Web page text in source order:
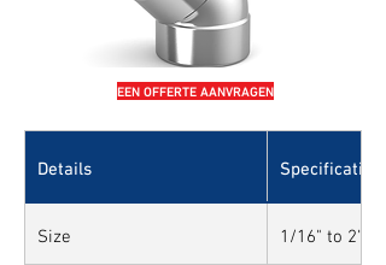
EEN OFFERTE AANVRAGEN
Details Specifications
Size 1/16" to 2"